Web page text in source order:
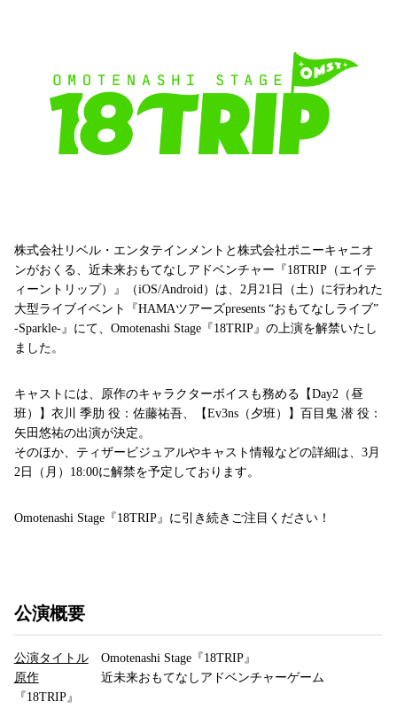
株式会社リベル・エンタテインメントと株式会社ポニーキャニオ
ンがおくる、近未来おもてなしアドベンチャー『18TRIP（エイテ
ィーントリップ）』（iOS/Android）は、2月21日（土）に行われた
大型ライブイベント『HAMAツアーズpresents “おもてなしライブ”
-Sparkle-』にて、Omotenashi Stage『18TRIP』の上演を解禁いたし
ました。
キャストには、原作のキャラクターボイスも務める【Day2（昼
班）】衣川 季肋 役：佐藤祐吾、【Ev3ns（夕班）】百目鬼 潜 役：
矢田悠祐の出演が決定。
そのほか、ティザービジュアルやキャスト情報などの詳細は、3月
2日（月）18:00に解禁を予定しております。
Omotenashi Stage『18TRIP』に引き続きご注目ください！
公演概要
公演タイトルOmotenashi Stage『18TRIP』
原作近未来おもてなしアドベンチャーゲーム
『18TRIP』